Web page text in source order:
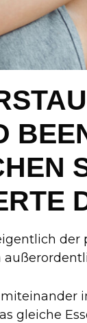
der
miteinander
gleiche